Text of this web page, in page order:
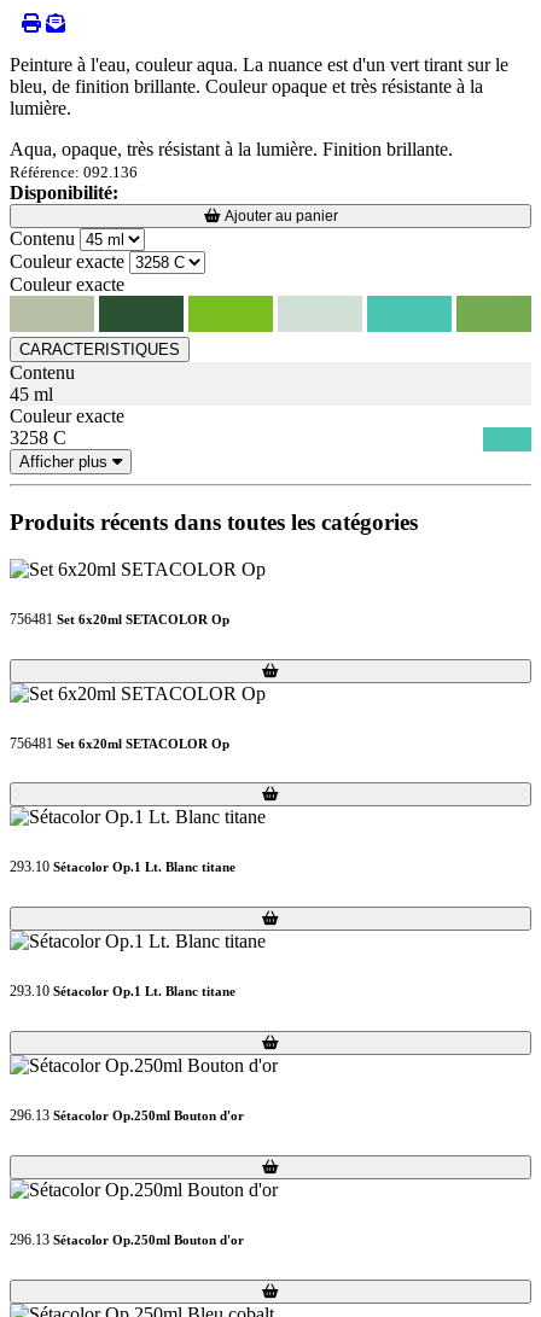
Peinture à l'eau, couleur aqua. La nuance est d'un vert tirant sur le
bleu, de finition brillante. Couleur opaque et très résistante à la
lumière.
Aqua, opaque, très résistant à la lumière. Finition brillante.
Référence: 092.136
Disponibilité:
Loading...
Loading... Ajouter au panier
Contenu
Couleur exacte
Couleur exacte
CARACTERISTIQUES
Contenu
45 ml
Couleur exacte
3258 C
Afficher plus
Produits récents dans toutes les catégories
756481 Set 6x20ml SETACOLOR Op
Loading...
Loading...
756481 Set 6x20ml SETACOLOR Op
Loading...
Loading...
293.10 Sétacolor Op.1 Lt. Blanc titane
Loading...
Loading...
293.10 Sétacolor Op.1 Lt. Blanc titane
Loading...
Loading...
296.13 Sétacolor Op.250ml Bouton d'or
Loading...
Loading...
296.13 Sétacolor Op.250ml Bouton d'or
Loading...
Loading...